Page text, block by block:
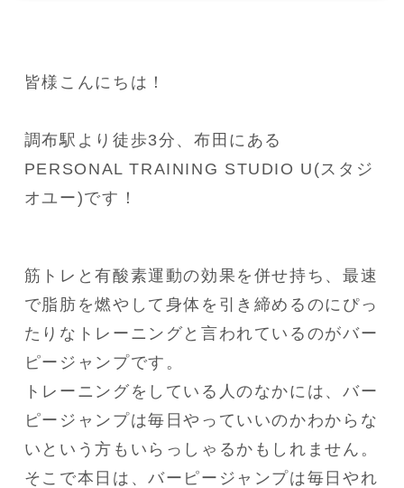
皆様こんにちは！
調布駅より徒歩3分、布田にある
PERSONAL TRAINING STUDIO U(スタジ
オユー)です！
筋トレと有酸素運動の効果を併せ持ち、最速
で脂肪を燃やして身体を引き締めるのにぴっ
たりなトレーニングと言われているのがバー
ピージャンプです。
トレーニングをしている人のなかには、バー
ピージャンプは毎日やっていいのかわからな
いという方もいらっしゃるかもしれません。
そこで本日は、バーピージャンプは毎日やれ